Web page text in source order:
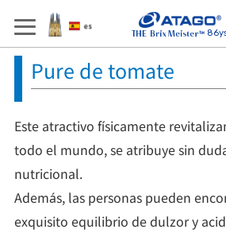
Pure de tomate
Este atractivo físicamente
todo el mundo, se atribuye sin
nutricional.
Además, las personas pueden
exquisito equilibrio de dulzor y